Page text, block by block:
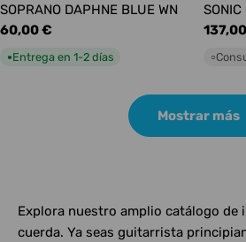
SOPRANO DAPHNE BLUE WN
Precio
habitual
60,00 €
●Entrega en 1-2 días
SONIC
Precio
○
Mostrar más
Explora nuestro amplio catálogo de
cuerda. Ya seas guitarrista